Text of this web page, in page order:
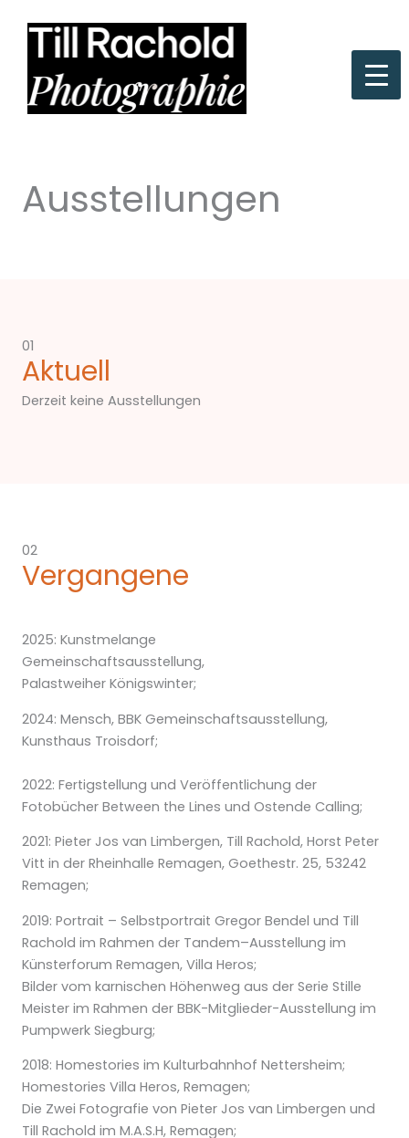
Zum
springen
Ausstellungen
01
Aktuell
Derzeit keine Ausstellungen
02
Vergangene
2025: Kunstmelange
Gemeinschaftsausstellung,
Palastweiher Königswinter;
2024: Mensch, BBK Gemeinschaftsausstellung,
Kunsthaus Troisdorf;
2022: Fertigstellung und Veröffentlichung der
Fotobücher Between the Lines und Ostende Calling;
2021: Pieter Jos van Limbergen, Till Rachold, Horst Peter
Vitt in der Rheinhalle Remagen, Goethestr. 25, 53242
Remagen;
2019: Portrait – Selbstportrait Gregor Bendel und Till
Rachold im Rahmen der Tandem–Ausstellung im
Künsterforum Remagen, Villa Heros;
Bilder vom karnischen Höhenweg aus der Serie Stille
Meister im Rahmen der BBK-Mitglieder-Ausstellung im
Pumpwerk Siegburg;
2018: Homestories im Kulturbahnhof Nettersheim;
Homestories Villa Heros, Remagen;
Die Zwei Fotografie von Pieter Jos van Limbergen und
Till Rachold im M.A.S.H, Remagen;